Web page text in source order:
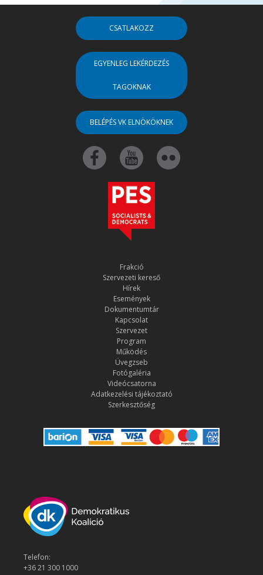
CSATLAKOZZ
EGYENLEG LEKÉRDEZÉS
TAGOKNAK
BELÉPÉS VK ELNÖKÖKNEK
Frakció
Szervezeti kereső
Hírek
Események
Dokumentumtár
Kapcsolat
Szervezet
Program
Működés
Üvegzseb
Fotógaléria
Videócsatorna
Adatkezelési tájékoztató
Szerkesztőség
Telefon:
+36 21 300 1000